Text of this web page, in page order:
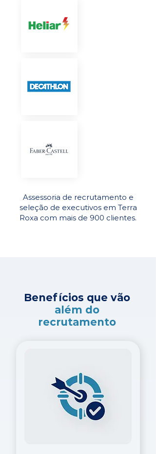
Assessoria de recrutamento e
seleção de executivos em Terra
Roxa com mais de 900 clientes.
Benefícios que vão
além do
recrutamento